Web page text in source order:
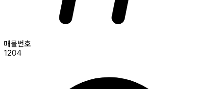
매물번호
1204